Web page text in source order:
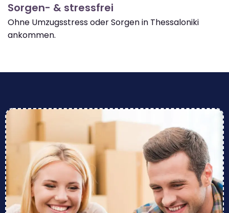
Sorgen- & stressfrei
Ohne Umzugsstress oder Sorgen in Thessaloniki
ankommen.